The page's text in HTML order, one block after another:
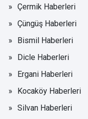
Çermik Haberleri
Çüngüş Haberleri
Bismil Haberleri
Dicle Haberleri
Ergani Haberleri
Kocaköy Haberleri
Silvan Haberleri